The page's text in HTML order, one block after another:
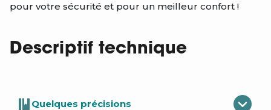
pour votre sécurité et pour un meilleur confort !
Descriptif technique
Quelques précisions